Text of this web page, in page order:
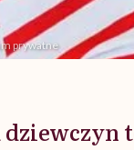
prywatne